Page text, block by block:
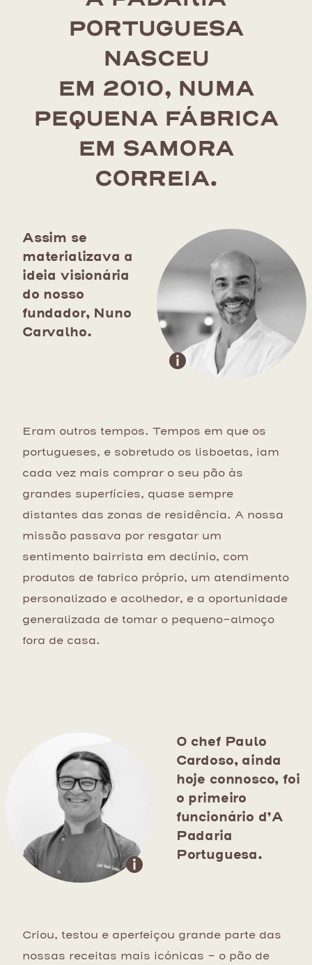
PORTUGUESA
NASCEU
EM 2010, NUMA
PEQUENA FÁBRICA
EM SAMORA
CORREIA.
Assim se
materializava a
ideia visionária
do nosso
fundador, Nuno
Carvalho.
Eram outros tempos. Tempos em que os
portugueses, e sobretudo os lisboetas, iam
cada vez mais comprar o seu pão às
grandes superfícies, quase sempre
distantes das zonas de residência. A nossa
missão passava por resgatar um
sentimento bairrista em declínio, com
produtos de fabrico próprio, um atendimento
personalizado e acolhedor, e a oportunidade
generalizada de tomar o pequeno-almoço
fora de casa.
O chef Paulo
Cardoso, ainda
hoje connosco, foi
o primeiro
funcionário d’A
Padaria
Portuguesa.
Criou, testou e aperfeiçou grande parte das
nossas receitas mais icónicas – o pão de